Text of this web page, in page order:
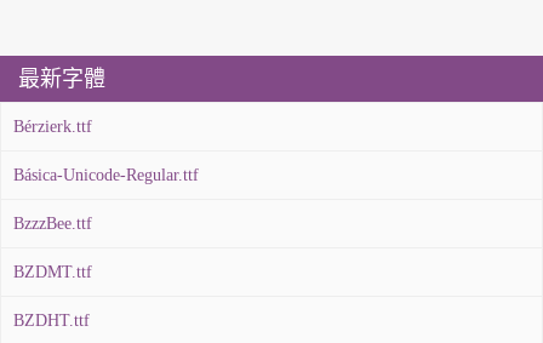
最新字體
Bérzierk.ttf
Básica-Unicode-Regular.ttf
BzzzBee.ttf
BZDMT.ttf
BZDHT.ttf